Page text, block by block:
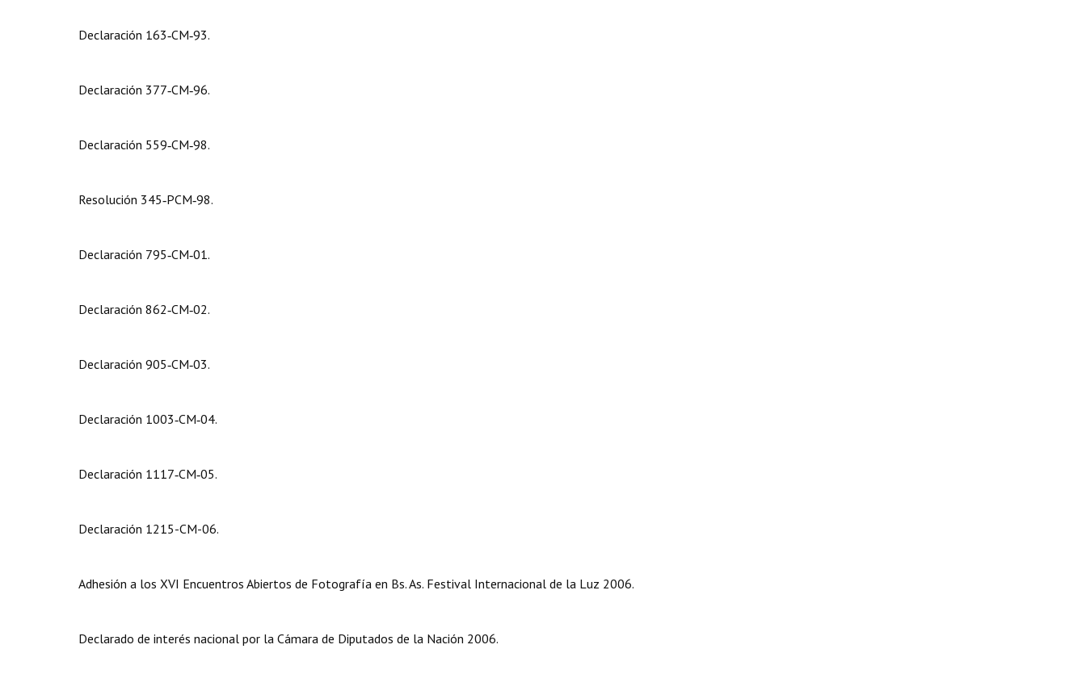
Declaración 163‑CM‑93.
Declaración 377‑CM‑96.
Declaración 559‑CM‑98.
Resolución 345‑PCM‑98.
Declaración 795‑CM‑01.
Declaración 862‑CM‑02.
Declaración 905‑CM‑03.
Declaración 1003‑CM‑04.
Declaración 1117‑CM‑05.
Declaración 1215-CM-06.
Adhesión a los XVI Encuentros Abiertos de Fotografía en Bs. As. Festival Internacional de la Luz 2006.
Declarado de interés nacional por la Cámara de Diputados de la Nación 2006.